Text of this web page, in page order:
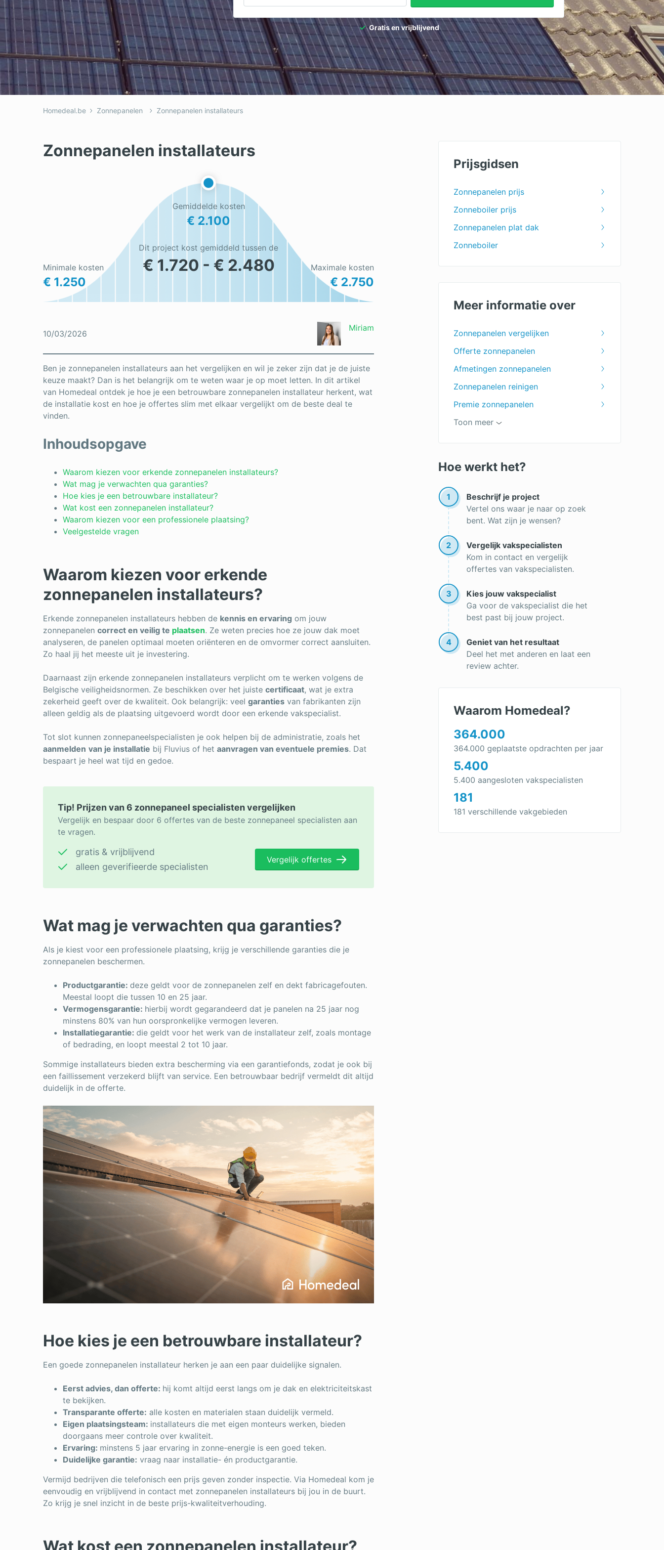
Gratis en vrijblijvend
Homedeal.be Zonnepanelen Zonnepanelen installateurs
Zonnepanelen installateurs
Minimale kosten
€ 1.250
Gemiddelde kosten
€ 2.100
Maximale kosten
€ 2.750
Dit project kost gemiddeld tussen de
€ 1.720 - € 2.480
10/03/2026
Miriam
Ben je zonnepanelen installateurs aan het vergelijken en wil je zeker zijn dat je de juiste
keuze maakt? Dan is het belangrijk om te weten waar je op moet letten. In dit artikel
van Homedeal ontdek je hoe je een betrouwbare zonnepanelen installateur herkent, wat
de installatie kost en hoe je offertes slim met elkaar vergelijkt om de beste deal te
vinden.
Inhoudsopgave
Waarom kiezen voor erkende zonnepanelen installateurs?
Wat mag je verwachten qua garanties?
Hoe kies je een betrouwbare installateur?
Wat kost een zonnepanelen installateur?
Waarom kiezen voor een professionele plaatsing?
Veelgestelde vragen
Waarom kiezen voor erkende
zonnepanelen installateurs?
Erkende zonnepanelen installateurs hebben de kennis en ervaring om jouw
zonnepanelen correct en veilig te plaatsen. Ze weten precies hoe ze jouw dak moet
analyseren, de panelen optimaal moeten oriënteren en de omvormer correct aansluiten.
Zo haal jij het meeste uit je investering.
Daarnaast zijn erkende zonnepanelen installateurs verplicht om te werken volgens de
Belgische veiligheidsnormen. Ze beschikken over het juiste certificaat, wat je extra
zekerheid geeft over de kwaliteit. Ook belangrijk: veel garanties van fabrikanten zijn
alleen geldig als de plaatsing uitgevoerd wordt door een erkende vakspecialist.
Tot slot kunnen zonnepaneelspecialisten je ook helpen bij de administratie, zoals het
aanmelden van je installatie bij Fluvius of het aanvragen van eventuele premies. Dat
bespaart je heel wat tijd en gedoe.
Tip! Prijzen van 6 zonnepaneel specialisten vergelijken
Vergelijk en bespaar door 6 offertes van de beste zonnepaneel specialisten aan
te vragen.
gratis & vrijblijvend
alleen geverifieerde specialisten
Vergelijk offertes
Wat mag je verwachten qua garanties?
Als je kiest voor een professionele plaatsing, krijg je verschillende garanties die je
zonnepanelen beschermen.
Productgarantie: deze geldt voor de zonnepanelen zelf en dekt fabricagefouten.
Meestal loopt die tussen 10 en 25 jaar.
Vermogensgarantie: hierbij wordt gegarandeerd dat je panelen na 25 jaar nog
minstens 80% van hun oorspronkelijke vermogen leveren.
Installatiegarantie: die geldt voor het werk van de installateur zelf, zoals montage
of bedrading, en loopt meestal 2 tot 10 jaar.
Sommige installateurs bieden extra bescherming via een garantiefonds, zodat je ook bij
een faillissement verzekerd blijft van service. Een betrouwbaar bedrijf vermeldt dit altijd
duidelijk in de offerte.
Hoe kies je een betrouwbare installateur?
Een goede zonnepanelen installateur herken je aan een paar duidelijke signalen.
Eerst advies, dan offerte: hij komt altijd eerst langs om je dak en elektriciteitskast
te bekijken.
Transparante offerte: alle kosten en materialen staan duidelijk vermeld.
Eigen plaatsingsteam: installateurs die met eigen monteurs werken, bieden
doorgaans meer controle over kwaliteit.
Ervaring: minstens 5 jaar ervaring in zonne-energie is een goed teken.
Duidelijke garantie: vraag naar installatie- én productgarantie.
Vermijd bedrijven die telefonisch een prijs geven zonder inspectie. Via Homedeal kom je
eenvoudig en vrijblijvend in contact met zonnepanelen installateurs bij jou in de buurt.
Zo krijg je snel inzicht in de beste prijs-kwaliteitverhouding.
Prijsgidsen
Zonnepanelen prijs
Zonneboiler prijs
Zonnepanelen plat dak
Zonneboiler
Meer informatie over
Zonnepanelen vergelijken
Offerte zonnepanelen
Afmetingen zonnepanelen
Zonnepanelen reinigen
Premie zonnepanelen
Hoeveel zonnepanelen heb ik nodig?
Werking zonnepanelen
Zonnepanelen plaatsen
Soorten zonnepanelen
Zonnepanelen kopen
Toon meer
Hoe werkt het?
1
Beschrijf je project
Vertel ons waar je naar op zoek
bent. Wat zijn je wensen?
2
Vergelijk vakspecialisten
Kom in contact en vergelijk
offertes van vakspecialisten.
3
Kies jouw vakspecialist
Ga voor de vakspecialist die het
best past bij jouw project.
4
Geniet van het resultaat
Deel het met anderen en laat een
review achter.
Waarom Homedeal?
364.000
364.000 geplaatste opdrachten per jaar
5.400
5.400 aangesloten vakspecialisten
181
181 verschillende vakgebieden